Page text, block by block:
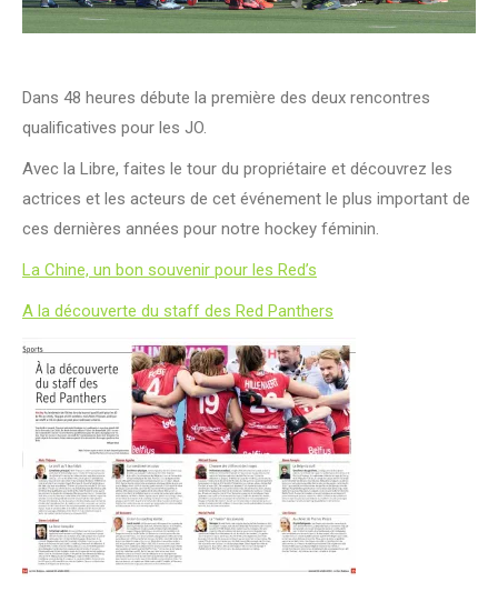
Dans 48 heures débute la première des deux rencontres
qualificatives pour les JO.
Avec la Libre, faites le tour du propriétaire et découvrez les
actrices et les acteurs de cet événement le plus important de
ces dernières années pour notre hockey féminin.
La Chine, un bon souvenir pour les Red’s
A la découverte du staff des Red Panthers